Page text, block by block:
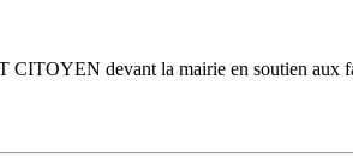
devant la mairie en soutien aux